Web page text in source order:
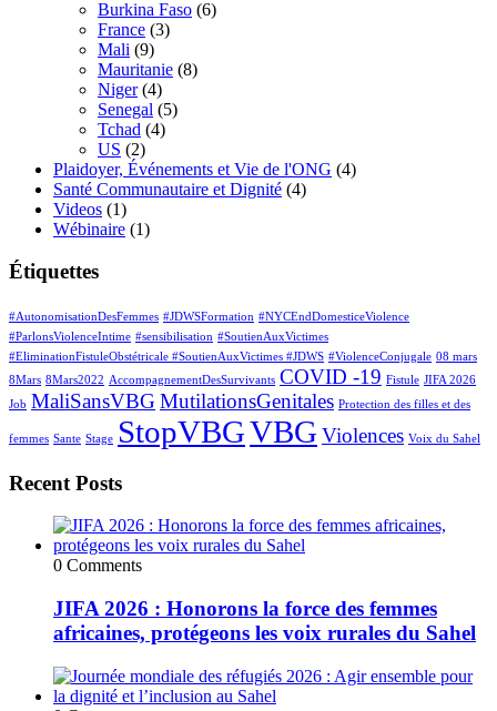
Burkina Faso (6)
France (3)
Mali (9)
Mauritanie (8)
Niger (4)
Senegal (5)
Tchad (4)
US (2)
Plaidoyer, Événements et Vie de l'ONG (4)
Santé Communautaire et Dignité (4)
Videos (1)
Wébinaire (1)
Étiquettes
#AutonomisationDesFemmes #JDWSFormation #NYCEndDomesticeViolence
#ParlonsViolenceIntime #sensibilisation #SoutienAuxVictimes
#EliminationFistuleObstétricale #SoutienAuxVictimes #JDWS #ViolenceConjugale 08 mars
8Mars 8Mars2022 AccompagnementDesSurvivants COVID -19 Fistule JIFA 2026
Job MaliSansVBG MutilationsGenitales Protection des filles et des
femmes Sante Stage StopVBGVBG Violences Voix du Sahel
Recent Posts
0 Comments
JIFA 2026 : Honorons la force des femmes
africaines, protégeons les voix rurales du Sahel